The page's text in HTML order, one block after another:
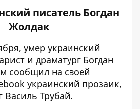
писатель Богдан
Жолдак
умер украинский
и драматург Богдан
сообщил на своей
украинский прозаик,
Василь Трубай.